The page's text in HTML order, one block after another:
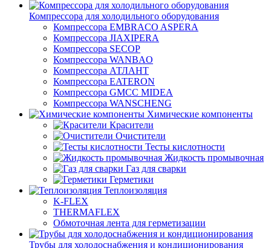
Компрессора для холодильного оборудования
Компрессора EMBRACO ASPERA
Компрессора JIAXIPERA
Компрессора SECOP
Компрессора WANBAO
Компрессора АТЛАНТ
Компрессора EATERON
Компрессора GMCC MIDEA
Компрессора WANSCHENG
Химические компоненты
Красители
Очистители
Тесты кислотности
Жидкость промывочная
Газ для сварки
Герметики
Теплоизоляция
K-FLEX
THERMAFLEX
Обмоточная лента для герметизации
Трубы для холодоснабжения и кондиционирования